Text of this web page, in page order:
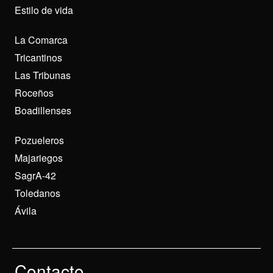
Estilo de vida
La Comarca
Tricantinos
Las Tribunas
Roceños
Boadillenses
Pozueleros
Majariegos
SagrA-42
Toledanos
Ávila